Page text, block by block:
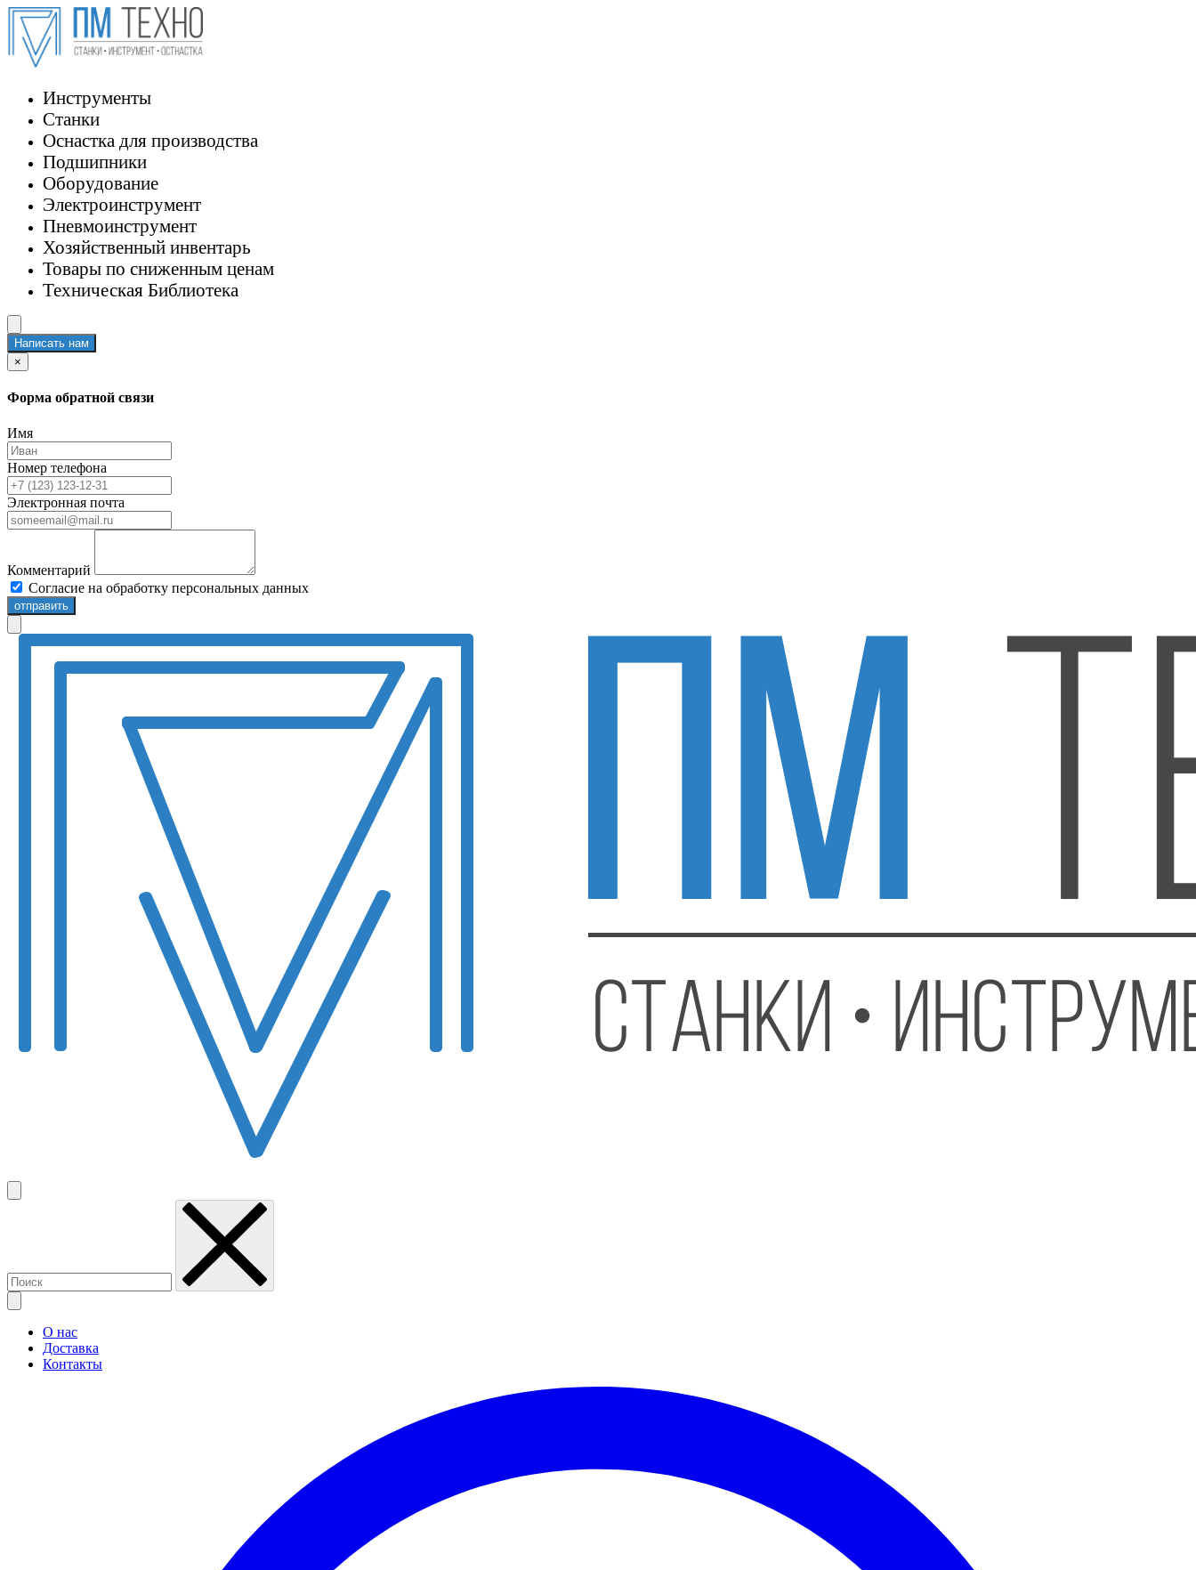
Инструменты
Станки
Оснастка для производства
Подшипники
Оборудование
Электроинструмент
Пневмоинструмент
Хозяйственный инвентарь
Товары по сниженным ценам
Техническая Библиотека
Написать нам
×
Форма обратной связи
Имя
Номер телефона
Электронная почта
Комментарий
Согласие на обработку персональных данных
отправить
О нас
Доставка
Контакты